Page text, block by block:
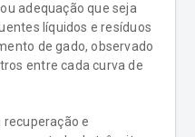
adequação que seja
líquidos e resíduos
de gado, observado
entre cada curva de
recuperação e